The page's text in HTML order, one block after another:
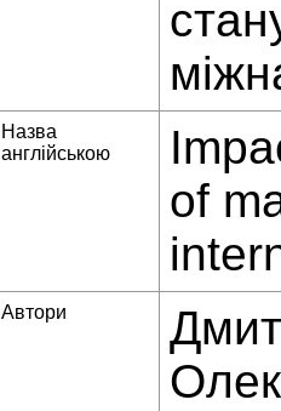
Назва
англійською
of
Автори